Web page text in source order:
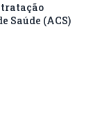
Saúde (ACS)